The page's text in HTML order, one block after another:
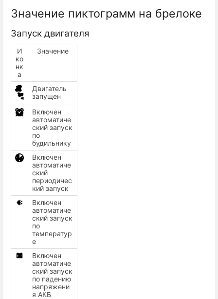
Значение пиктограмм на брелоке
Запуск двигателя
И
ко
нк
а
Значение
Двигатель
запущен
Включен
автоматиче
ский запуск
по
будильнику
Включен
автоматиче
ский
периодичес
кий запуск
Включен
автоматиче
ский запуск
по
температур
е
Включен
автоматиче
ский запуск
по падению
напряжени
я АКБ